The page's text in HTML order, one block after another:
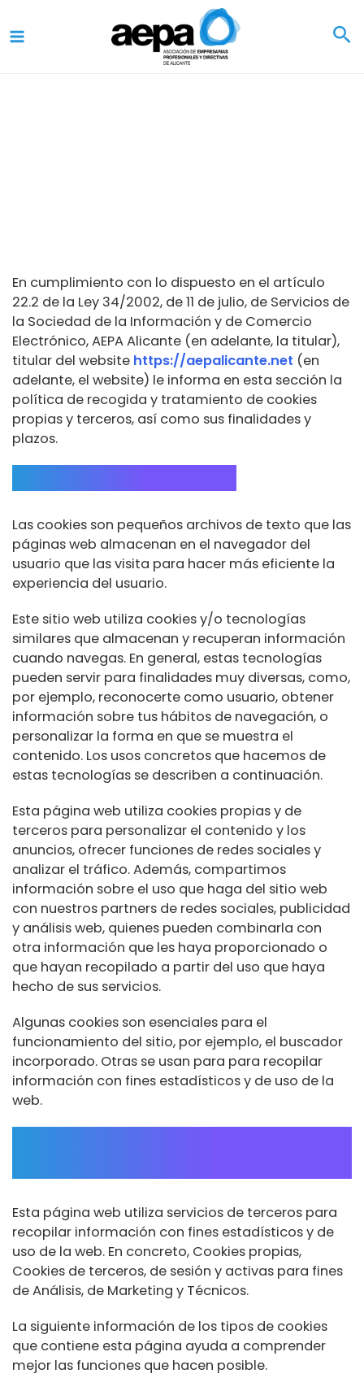
al
contenido
En cumplimiento con lo dispuesto en el artículo
22.2 de la Ley 34/2002, de 11 de julio, de Servicios de
la Sociedad de la Información y de Comercio
Electrónico, AEPA Alicante (en adelante, la titular),
titular del website https://aepalicante.net (en
adelante, el website) le informa en esta sección la
política de recogida y tratamiento de cookies
propias y terceros, así como sus finalidades y
plazos.
Las cookies son pequeños archivos de texto que las
páginas web almacenan en el navegador del
usuario que las visita para hacer más eficiente la
experiencia del usuario.
Este sitio web utiliza cookies y/o tecnologías
similares que almacenan y recuperan información
cuando navegas. En general, estas tecnologías
pueden servir para finalidades muy diversas, como,
por ejemplo, reconocerte como usuario, obtener
información sobre tus hábitos de navegación, o
personalizar la forma en que se muestra el
contenido. Los usos concretos que hacemos de
estas tecnologías se describen a continuación.
Esta página web utiliza cookies propias y de
terceros para personalizar el contenido y los
anuncios, ofrecer funciones de redes sociales y
analizar el tráfico. Además, compartimos
información sobre el uso que haga del sitio web
con nuestros partners de redes sociales, publicidad
y análisis web, quienes pueden combinarla con
otra información que les haya proporcionado o
que hayan recopilado a partir del uso que haya
hecho de sus servicios.
Algunas cookies son esenciales para el
funcionamiento del sitio, por ejemplo, el buscador
incorporado. Otras se usan para para recopilar
información con fines estadísticos y de uso de la
web.
Esta página web utiliza servicios de terceros para
recopilar información con fines estadísticos y de
uso de la web. En concreto, Cookies propias,
Cookies de terceros, de sesión y activas para fines
de Análisis, de Marketing y Técnicos.
La siguiente información de los tipos de cookies
que contiene esta página ayuda a comprender
mejor las funciones que hacen posible.